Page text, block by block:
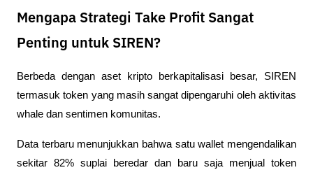
Mengapa Strategi Take Profit Sangat
Penting untuk SIREN?
Berbeda dengan aset kripto berkapitalisasi besar, SIREN
termasuk token yang masih sangat dipengaruhi oleh aktivitas
whale dan sentimen komunitas.
Data terbaru menunjukkan bahwa satu wallet mengendalikan
sekitar 82% suplai beredar dan baru saja menjual token